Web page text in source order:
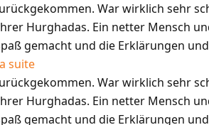
War wirklich sehr
Hurghadas. Ein netter Mensch
gemacht und die Erklärungen
suite
War wirklich sehr
Hurghadas. Ein netter Mensch
gemacht und die Erklärungen